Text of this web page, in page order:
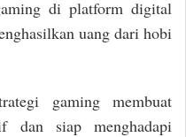
di platform digital
uang dari hobi
gaming membuat
dan siap menghadapi